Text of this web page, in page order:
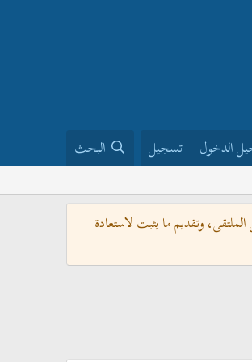
الدخول تسجيل البحث
وتقديم ما يثبت لاستعادة